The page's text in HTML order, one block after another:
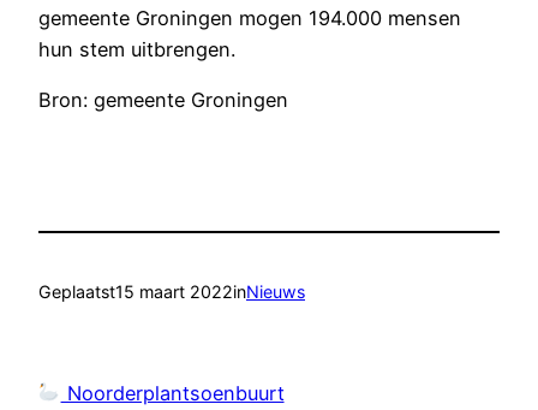
gemeente Groningen mogen 194.000 mensen
hun stem uitbrengen.
Bron: gemeente Groningen
Geplaatst15 maart 2022inNieuws
Noorderplantsoenbuurt